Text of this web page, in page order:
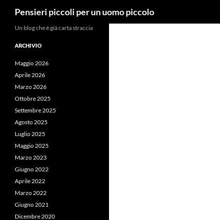
Pensieri piccoli per un uomo piccolo
Un blog che è già carta straccia
ARCHIVIO
Maggio 2026
Aprile 2026
Marzo 2026
Ottobre 2025
Settembre 2025
Agosto 2025
Luglio 2025
Maggio 2025
Marzo 2023
Giugno 2022
Aprile 2022
Marzo 2022
Giugno 2021
Dicembre 2020